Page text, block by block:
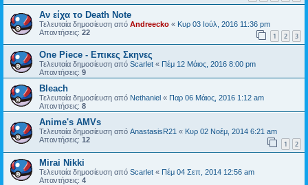
Αν είχα το Death Note
Τελευταία δημοσίευση από Andreecko « Κυρ 03 Ιούλ, 2016 11:36 pm
Απαντήσεις: 22 1 2 3
One Piece - Επικες Σκηνες
Τελευταία δημοσίευση από Scarlet « Πέμ 12 Μάιος, 2016 8:00 pm
Απαντήσεις: 9
Bleach
Τελευταία δημοσίευση από Nethaniel « Παρ 06 Μάιος, 2016 1:12 am
Απαντήσεις: 8
Anime's AMVs
Τελευταία δημοσίευση από AnastasisR21 « Κυρ 02 Νοέμ, 2014 6:21 am
Απαντήσεις: 12 1 2
Mirai Nikki
Τελευταία δημοσίευση από Scarlet « Πέμ 04 Σεπ, 2014 12:56 am
Απαντήσεις: 4